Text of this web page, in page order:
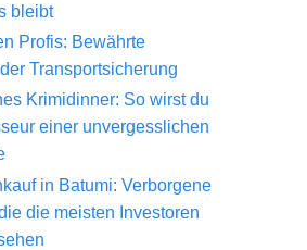
bleibt
Profis: Bewährte
Transportsicherung
Krimidinner: So wirst du
einer unvergesslichen
in Batumi: Verborgene
die meisten Investoren